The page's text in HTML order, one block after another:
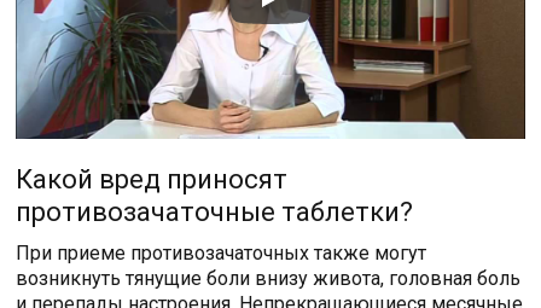
Какой вред приносят
противозачаточные таблетки?
При приеме противозачаточных также могут
возникнуть тянущие боли внизу живота, головная боль
и перепады настроения. Непрекращающиеся месячные